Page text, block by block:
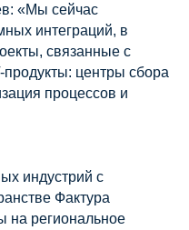
«Мы сейчас
интеграций, в
связанные с
центры сбора
процессов и
индустрий с
Фактура
на региональное